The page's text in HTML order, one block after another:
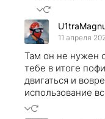
11 апреля
Там он не нужен
тебе в итоге
двигаться и
использование